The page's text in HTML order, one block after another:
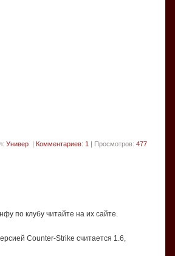
Универ| Комментариев: 1 | Просмотров: 477
по клубу читайте на их сайте.
Counter-Strike считается 1.6,